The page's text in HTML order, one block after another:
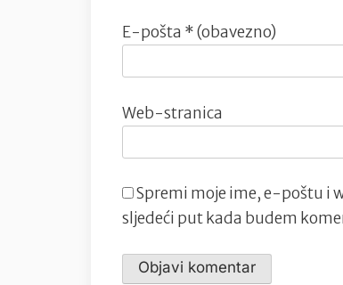
E-pošta * (obavezno)
Web-stranica
Spremi moje ime, e-poštu i
sljedeći put kada budem